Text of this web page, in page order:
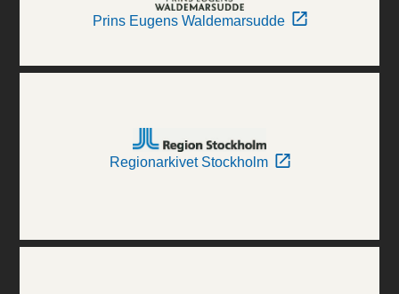
Prins Eugens Waldemarsudde
Regionarkivet Stockholm